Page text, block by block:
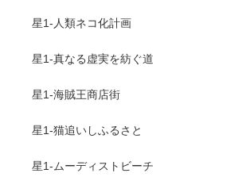
星1-人類ネコ化計画
星1-真なる虚実を紡ぐ道
星1-海賊王商店街
星1-猫追いしふるさと
星1-ムーディストビーチ